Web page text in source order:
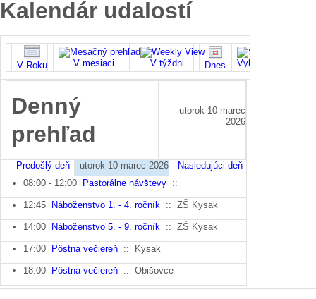
Kalendár udalostí
V Roku V mesiaci V týždni Dnes Vyhľadať
Denný
prehľad
utorok 10 marec
2026
Predošlý deň utorok 10 marec 2026
Nasledujúci deň
08:00 - 12:00
Pastorálne návštevy ::
12:45 Náboženstvo 1. - 4. ročník :: ZŠ Kysak
14:00 Náboženstvo 5. - 9. ročník :: ZŠ Kysak
17:00 Pôstna večiereň :: Kysak
18:00 Pôstna večiereň :: Obišovce